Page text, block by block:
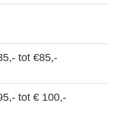
tot €85,-
tot € 100,-